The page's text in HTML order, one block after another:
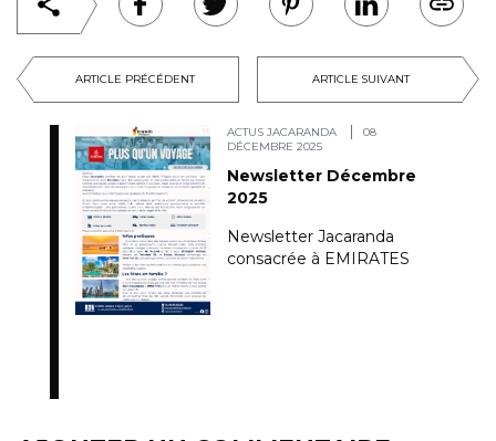
ARTICLE PRÉCÉDENT ARTICLE SUIVANT
ACTUS JACARANDA
08
DÉCEMBRE 2025
Newsletter Décembre
2025
Newsletter Jacaranda
consacrée à EMIRATES